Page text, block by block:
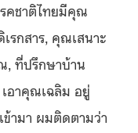
คชาติไทยมีคุณ
รกสาร, คุณเสนาะ
, ที่ปรึกษาบ้าน
อาคุณเฉลิม อยู่
ข้ามา ผมติดตามว่า